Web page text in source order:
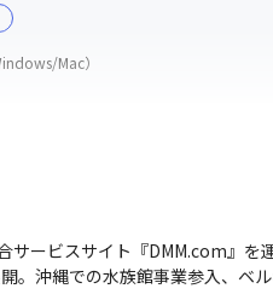
Mac）
ービスサイト『DMM.com』
。沖縄での水族館事業参入、ベ